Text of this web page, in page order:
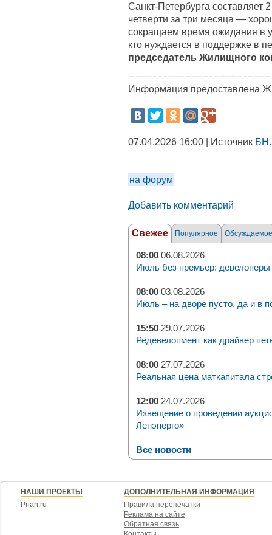
Санкт-Петербурга составляет
четверти за три месяца —
сокращаем время ожидания в
кто нуждается в поддержке в
председатель Жилищного
Информация предоставлена
07.04.2026 16:00 | Источник
на форум
Добавить комментарий
Свежее Популярное Обсуждаемое
08:00 06.08.2026
Июль без премьер: девелоперы
08:00 03.08.2026
Июль – на дворе пусто, да и в
15:50 29.07.2026
Редевелопмент как драйвер
08:00 27.07.2026
Реальная цена маткапитала
12:00 24.07.2026
Извещение о проведении
Ленэнерго»
Все новости
НАШИ ПРОЕКТЫ
Prian.ru
ДОПОЛНИТЕЛЬНАЯ ИНФОРМАЦИЯ
Правила перепечатки
Реклама на сайте
Обратная связь